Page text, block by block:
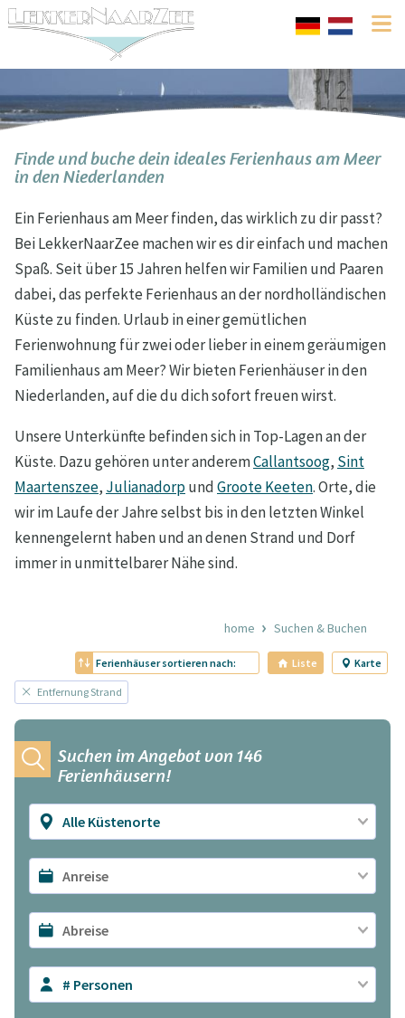
Finde und buche dein ideales Ferienhaus am Meer
in den Niederlanden
Ein Ferienhaus am Meer finden, das wirklich zu dir passt?
Bei LekkerNaarZee machen wir es dir einfach und machen
Spaß. Seit über 15 Jahren helfen wir Familien und Paaren
dabei, das perfekte Ferienhaus an der nordholländischen
Küste zu finden. Urlaub in einer gemütlichen
Ferienwohnung für zwei oder lieber in einem geräumigen
Familienhaus am Meer? Wir bieten Ferienhäuser in den
Niederlanden, auf die du dich sofort freuen wirst.
Unsere Unterkünfte befinden sich in Top-Lagen an der
Küste. Dazu gehören unter anderemCallantsoog, Sint
Maartenszee, JulianadorpundGroote Keeten. Orte, die
wir im Laufe der Jahre selbst bis in den letzten Winkel
kennengelernt haben und an denen Strand und Dorf
immer in unmittelbarer Nähe sind.
home Suchen & Buchen
Ferienhäuser sortieren nach: Liste Karte
Entfernung Strand
Suchen im Angebot von 146
Ferienhäusern!
Alle Küstenorte
# Personen